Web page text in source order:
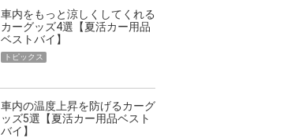
車内をもっと涼しくしてくれる
カーグッズ4選【夏活カー用品
ベストバイ】
トピックス
車内の温度上昇を防げるカーグ
ッズ5選【夏活カー用品ベスト
バイ】